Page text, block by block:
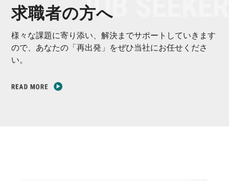
求職者の方へ
様々な課題に寄り添い、解決までサポートしていきます
ので、あなたの「再出発」をぜひ当社にお任せくださ
い。